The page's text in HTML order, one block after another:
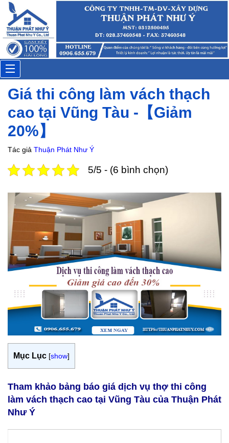
Toggle
navigation
Giá thi công làm vách thạch
cao tại Vũng Tàu -【Giảm
20%】
Tác giả Thuận Phát Như Ý
5/5 - (6 bình chọn)
Mục Lục [show]
Tham khảo bảng báo giá dịch vụ thợ thi công
làm vách thạch cao tại Vũng Tàu của Thuận Phát
Như Ý
Chị Thúy
Đặt lịch: 12 phút trước